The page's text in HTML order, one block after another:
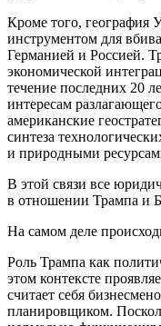
Кроме того, география
инструментом для
Германией и Россией.
экономической
течение последних 20
интересам
американские
синтеза
и природными
В этой связи все
в отношении Трампа и
На самом деле
Роль Трампа как
этом контексте
считает себя
планировщиком.